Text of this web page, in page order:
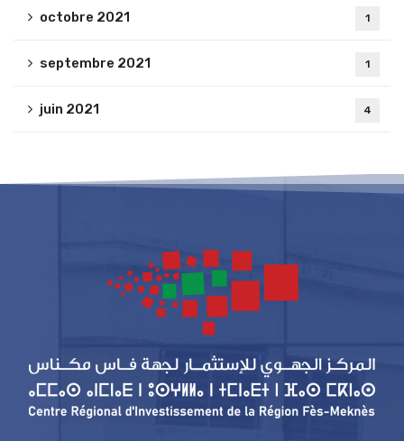
octobre 2021 1
septembre 2021 1
juin 2021 4